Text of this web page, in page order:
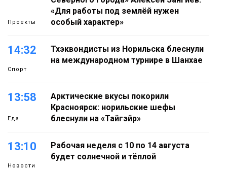
Проекты
«Для работы под землёй нужен
особый характер»
14:32
Спорт
Тхэквондисты из Норильска блеснули
на международном турнире в Шанхае
13:58
Еда
Арктические вкусы покорили
Красноярск: норильские шефы
блеснули на «Тайгэйр»
13:10
Новости
Рабочая неделя с 10 по 14 августа
будет солнечной и тёплой